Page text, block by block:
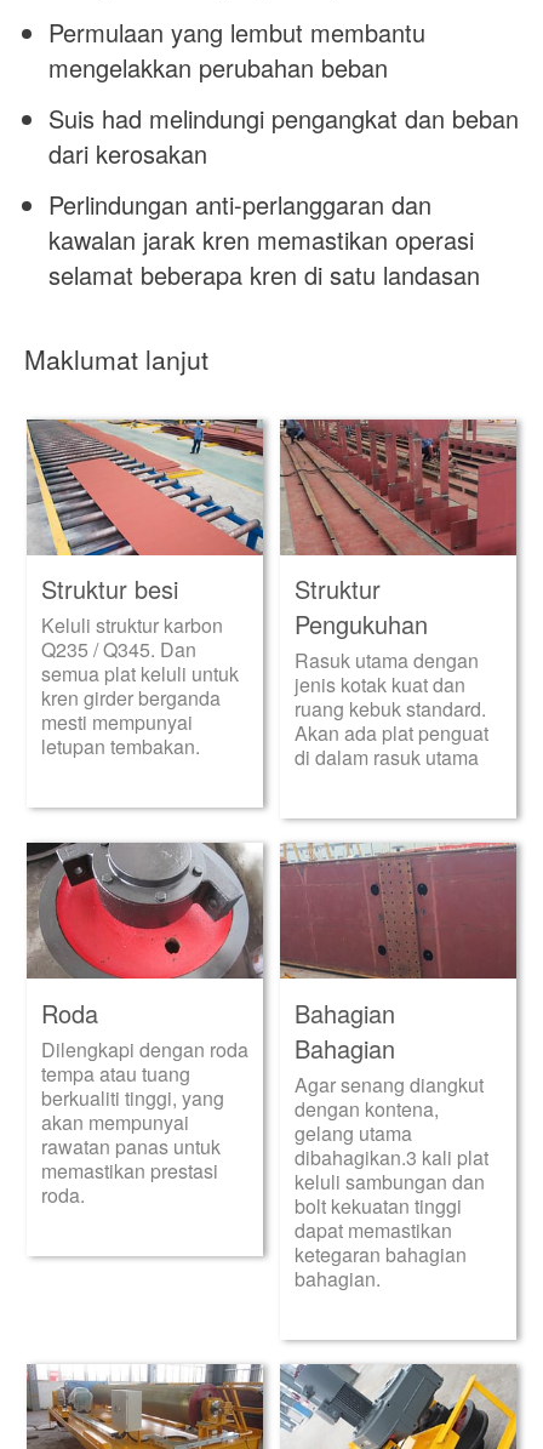
Permulaan yang lembut membantu
mengelakkan perubahan beban
Suis had melindungi pengangkat dan beban
dari kerosakan
Perlindungan anti-perlanggaran dan
kawalan jarak kren memastikan operasi
selamat beberapa kren di satu landasan
Maklumat lanjut
Struktur besi
Keluli struktur karbon
Q235 / Q345. Dan
semua plat keluli untuk
kren girder berganda
mesti mempunyai
letupan tembakan.
Struktur
Pengukuhan
Rasuk utama dengan
jenis kotak kuat dan
ruang kebuk standard.
Akan ada plat penguat
di dalam rasuk utama
Roda
Dilengkapi dengan roda
tempa atau tuang
berkualiti tinggi, yang
akan mempunyai
rawatan panas untuk
memastikan prestasi
roda.
Bahagian
Bahagian
Agar senang diangkut
dengan kontena,
gelang utama
dibahagikan.3 kali plat
keluli sambungan dan
bolt kekuatan tinggi
dapat memastikan
ketegaran bahagian
bahagian.